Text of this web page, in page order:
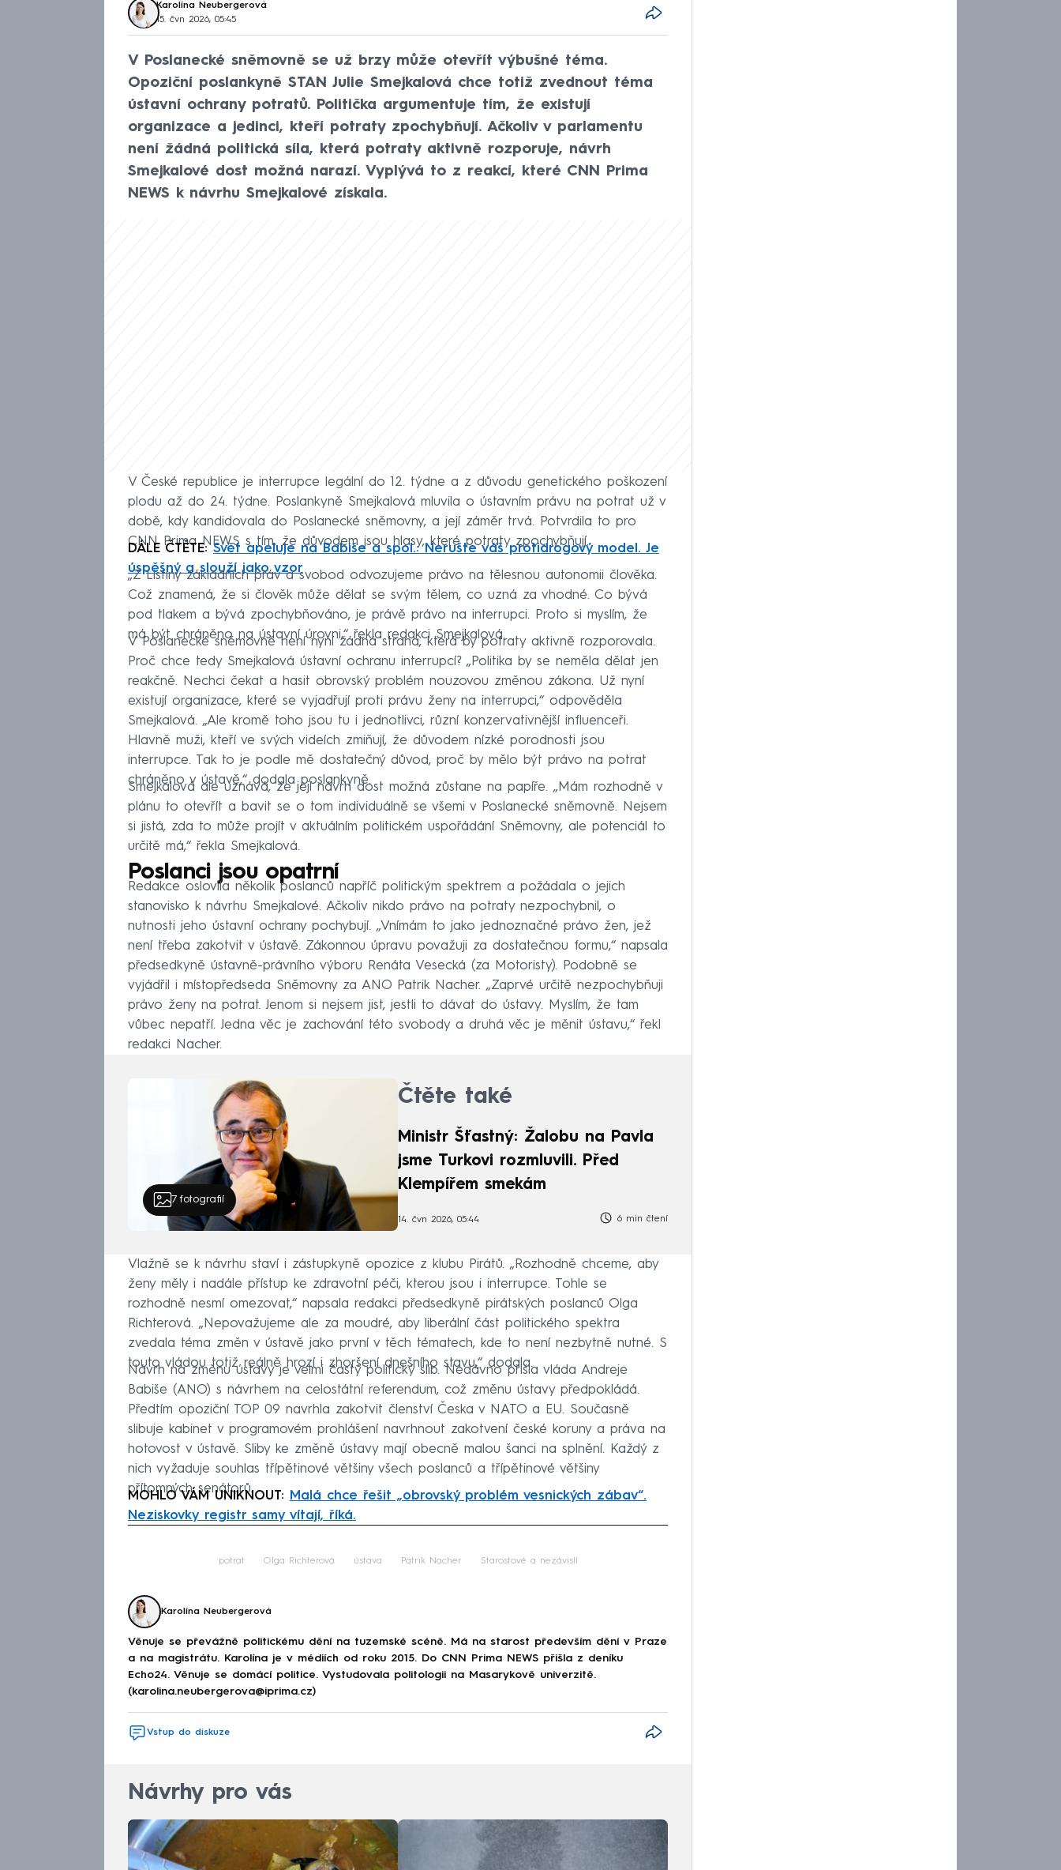
Karolína Neubergerová
15. čvn 2026, 05:45
V Poslanecké sněmovně se už brzy může otevřít výbušné téma.
Opoziční poslankyně STAN Julie Smejkalová chce totiž zvednout téma
ústavní ochrany potratů. Politička argumentuje tím, že existují
organizace a jedinci, kteří potraty zpochybňují. Ačkoliv v parlamentu
není žádná politická síla, která potraty aktivně rozporuje, návrh
Smejkalové dost možná narazí. Vyplývá to z reakcí, které CNN Prima
NEWS k návrhu Smejkalové získala.
V České republice je interrupce legální do 12. týdne a z důvodu genetického poškození
plodu až do 24. týdne. Poslankyně Smejkalová mluvila o ústavním právu na potrat už v
době, kdy kandidovala do Poslanecké sněmovny, a její záměr trvá. Potvrdila to pro
CNN Prima NEWS s tím, že důvodem jsou hlasy, které potraty zpochybňují.
DÁLE ČTĚTE:Svět apeluje na Babiše a spol.: Nerušte váš protidrogový model. Je
úspěšný a slouží jako vzor
„Z Listiny základních práv a svobod odvozujeme právo na tělesnou autonomii člověka.
Což znamená, že si člověk může dělat se svým tělem, co uzná za vhodné. Co bývá
pod tlakem a bývá zpochybňováno, je právě právo na interrupci. Proto si myslím, že
má být chráněno na ústavní úrovni,“ řekla redakci Smejkalová.
V Poslanecké sněmovně není nyní žádná strana, která by potraty aktivně rozporovala.
Proč chce tedy Smejkalová ústavní ochranu interrupcí? „Politika by se neměla dělat jen
reakčně. Nechci čekat a hasit obrovský problém nouzovou změnou zákona. Už nyní
existují organizace, které se vyjadřují proti právu ženy na interrupci,“ odpověděla
Smejkalová. „Ale kromě toho jsou tu i jednotlivci, různí konzervativnější influenceři.
Hlavně muži, kteří ve svých videích zmiňují, že důvodem nízké porodnosti jsou
interrupce. Tak to je podle mě dostatečný důvod, proč by mělo být právo na potrat
chráněno v ústavě,“ dodala poslankyně.
Smejkalová ale uznává, že její návrh dost možná zůstane na papíře. „Mám rozhodně v
plánu to otevřít a bavit se o tom individuálně se všemi v Poslanecké sněmovně. Nejsem
si jistá, zda to může projít v aktuálním politickém uspořádání Sněmovny, ale potenciál to
určitě má,“ řekla Smejkalová.
Poslanci jsou opatrní
Redakce oslovila několik poslanců napříč politickým spektrem a požádala o jejich
stanovisko k návrhu Smejkalové. Ačkoliv nikdo právo na potraty nezpochybnil, o
nutnosti jeho ústavní ochrany pochybují. „Vnímám to jako jednoznačné právo žen, jež
není třeba zakotvit v ústavě. Zákonnou úpravu považuji za dostatečnou formu,“ napsala
předsedkyně ústavně-právního výboru Renáta Vesecká (za Motoristy). Podobně se
vyjádřil i místopředseda Sněmovny za ANO Patrik Nacher. „Zaprvé určitě nezpochybňuji
právo ženy na potrat. Jenom si nejsem jist, jestli to dávat do ústavy. Myslím, že tam
vůbec nepatří. Jedna věc je zachování této svobody a druhá věc je měnit ústavu,“ řekl
redakci Nacher.
7 fotografií
Čtěte také
Ministr Šťastný: Žalobu na Pavla
jsme Turkovi rozmluvili. Před
Klempířem smekám
14. čvn 2026, 05:44 6 min čtení
Vlažně se k návrhu staví i zástupkyně opozice z klubu Pirátů. „Rozhodně chceme, aby
ženy měly i nadále přístup ke zdravotní péči, kterou jsou i interrupce. Tohle se
rozhodně nesmí omezovat,“ napsala redakci předsedkyně pirátských poslanců Olga
Richterová. „Nepovažujeme ale za moudré, aby liberální část politického spektra
zvedala téma změn v ústavě jako první v těch tématech, kde to není nezbytně nutné. S
touto vládou totiž reálně hrozí i zhoršení dnešního stavu,“ dodala.
Návrh na změnu ústavy je velmi častý politický slib. Nedávno přišla vláda Andreje
Babiše (ANO) s návrhem na celostátní referendum, což změnu ústavy předpokládá.
Předtím opoziční TOP 09 navrhla zakotvit členství Česka v NATO a EU. Současně
slibuje kabinet v programovém prohlášení navrhnout zakotvení české koruny a práva na
hotovost v ústavě. Sliby ke změně ústavy mají obecně malou šanci na splnění. Každý z
nich vyžaduje souhlas třípětinové většiny všech poslanců a třípětinové většiny
přítomných senátorů.
MOHLO VÁM UNIKNOUT:
Malá chce řešit „obrovský problém vesnických zábav“.
Neziskovky registr samy vítají, říká.
potrat Olga Richterová ústava Patrik Nacher Starostové a nezávislí
Karolína Neubergerová
Věnuje se převážně politickému dění na tuzemské scéně. Má na starost především dění v Praze
a na magistrátu. Karolína je v médiích od roku 2015. Do CNN Prima NEWS přišla z deníku
Echo24. Věnuje se domácí politice. Vystudovala politologii na Masarykově univerzitě.
(karolina.neubergerova@iprima.cz)
Vstup do diskuze
Návrhy pro vás